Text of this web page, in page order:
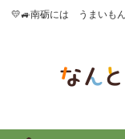
💛🚙南砺には うまいも